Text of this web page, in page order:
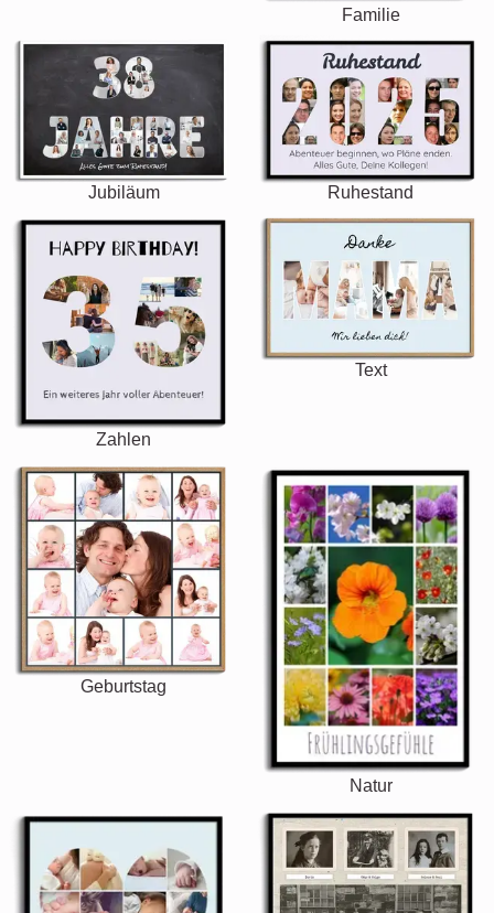
Familie
Jubiläum Ruhestand
Zahlen
Text
Geburtstag
Natur